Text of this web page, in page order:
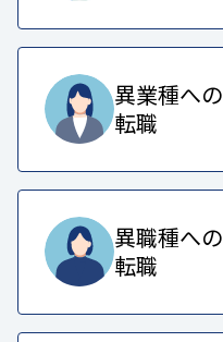
異業種への
転職
異職種への
転職